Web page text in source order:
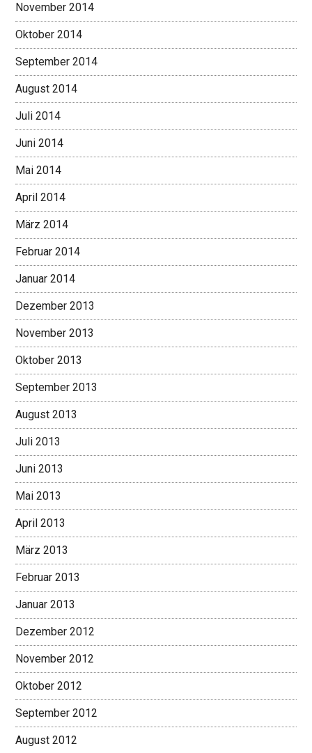
November 2014
Oktober 2014
September 2014
August 2014
Juli 2014
Juni 2014
Mai 2014
April 2014
März 2014
Februar 2014
Januar 2014
Dezember 2013
November 2013
Oktober 2013
September 2013
August 2013
Juli 2013
Juni 2013
Mai 2013
April 2013
März 2013
Februar 2013
Januar 2013
Dezember 2012
November 2012
Oktober 2012
September 2012
August 2012